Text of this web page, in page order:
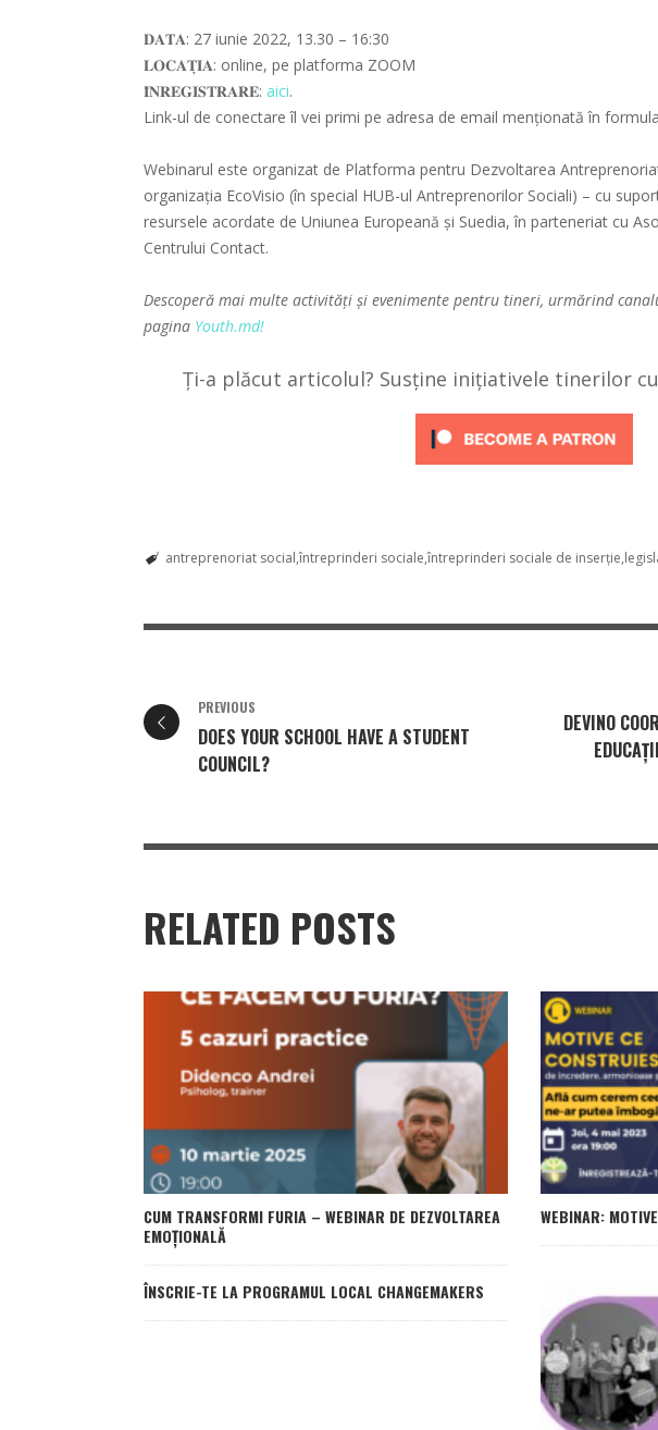
𝐃𝐀𝐓𝐀: 27 iunie 2022, 13.30 – 16:30
𝐋𝐎𝐂𝐀𝐓̦𝐈𝐀: online, pe platforma ZOOM
𝐈̂𝐍𝐑𝐄𝐆𝐈𝐒𝐓𝐑𝐀𝐑𝐄: aici.
Link-ul de conectare îl vei primi pe adresa de email menționată în
Webinarul este organizat de Platforma pentru Dezvoltarea
organizația EcoVisio (în special HUB-ul Antreprenorilor Sociali) – cu
resursele acordate de Uniunea Europeană și Suedia, în parteneriat cu
Centrului Contact.
Descoperă mai multe activități și evenimente pentru tineri, urmărind
pagina Youth.md!
Ți-a plăcut articolul? Susține inițiativele tinerilor
antreprenoriat social întreprinderi sociale întreprinderi sociale de inserție
PREVIOUS
DOES YOUR SCHOOL HAVE A STUDENT
COUNCIL?
DEVINO
RELATED POSTS
CUM TRANSFORMI FURIA – WEBINAR DE DEZVOLTAREA
EMOȚIONALĂ
WEBINAR:
ÎNSCRIE-TE LA PROGRAMUL LOCAL CHANGEMAKERS